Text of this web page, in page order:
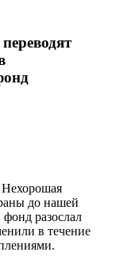
до нашей
разослал
в течение